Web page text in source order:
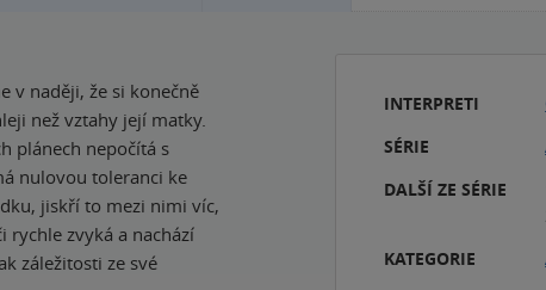
v naději, že si konečně
než vztahy její matky.
plánech nepočítá s
nulovou toleranci ke
jiskří to mezi nimi víc,
rychle zvyká a nachází
záležitosti ze své
INTERPRETI
SÉRIE
DALŠÍ ZE SÉRIE
KATEGORIE